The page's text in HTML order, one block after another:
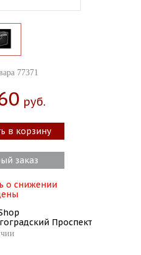
77371
Руб.
в корзину
заказ
о снижении
Проспект